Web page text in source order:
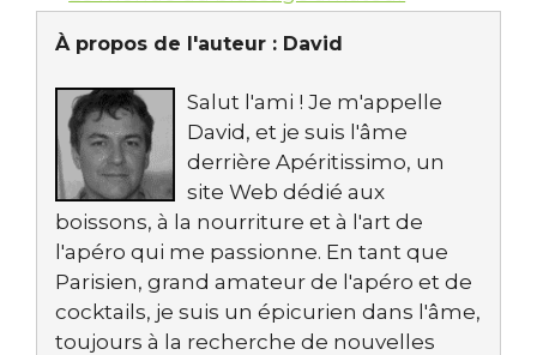
À propos de l'auteur : David
Salut l'ami ! Je m'appelle
David, et je suis l'âme
derrière Apéritissimo, un
site Web dédié aux
boissons, à la nourriture et à l'art de
l'apéro qui me passionne. En tant que
Parisien, grand amateur de l'apéro et de
cocktails, je suis un épicurien dans l'âme,
toujours à la recherche de nouvelles